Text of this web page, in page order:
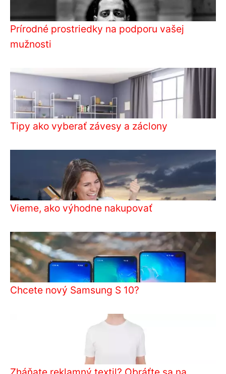
Prírodné prostriedky na podporu vašej
mužnosti
Tipy ako vyberať závesy a záclony
Vieme, ako výhodne nakupovať
Chcete nový Samsung S 10?